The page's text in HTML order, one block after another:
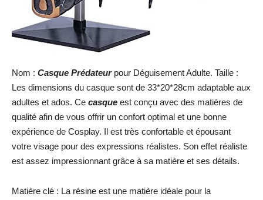
Nom : Casque Prédateurpour Déguisement Adulte. Taille :
Les dimensions du casque sont de 33*20*28cm adaptable aux
adultes et ados. Ce casque est conçu avec des matières de
qualité afin de vous offrir un confort optimal et une bonne
expérience de Cosplay. Il est très confortable et épousant
votre visage pour des expressions réalistes. Son effet réaliste
est assez impressionnant grâce à sa matière et ses détails.
Matière clé : La résine est une matière idéale pour la